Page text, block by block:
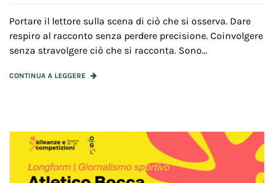
Portare il lettore sulla scena di ciò che si osserva. Dare
respiro al racconto senza perdere precisione. Coinvolgere
senza stravolgere ciò che si racconta. Sono...
CONTINUA A LEGGERE